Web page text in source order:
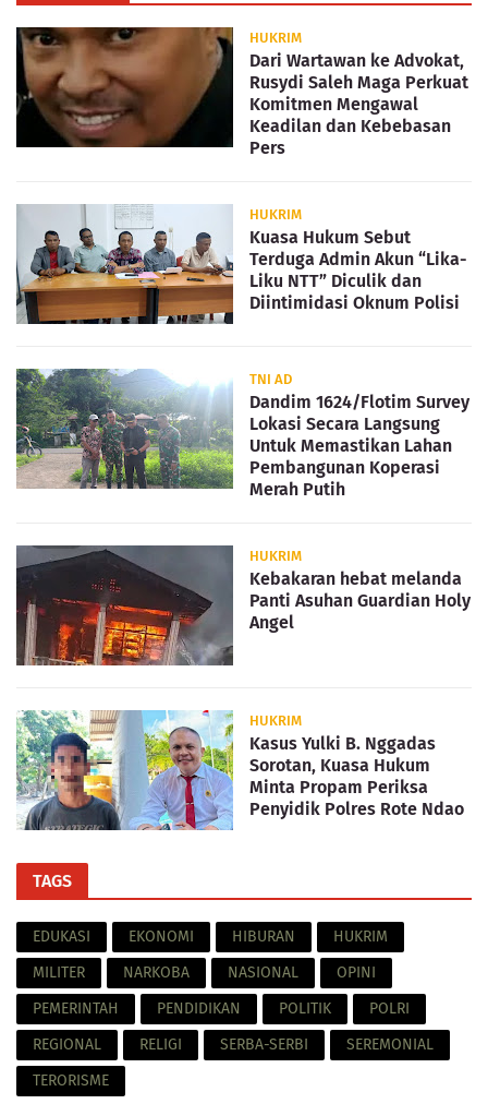
HUKRIM
Dari Wartawan ke Advokat,
Rusydi Saleh Maga Perkuat
Komitmen Mengawal
Keadilan dan Kebebasan
Pers
HUKRIM
Kuasa Hukum Sebut
Terduga Admin Akun “Lika-
Liku NTT” Diculik dan
Diintimidasi Oknum Polisi
TNI AD
Dandim 1624/Flotim Survey
Lokasi Secara Langsung
Untuk Memastikan Lahan
Pembangunan Koperasi
Merah Putih
HUKRIM
Kebakaran hebat melanda
Panti Asuhan Guardian Holy
Angel
HUKRIM
Kasus Yulki B. Nggadas
Sorotan, Kuasa Hukum
Minta Propam Periksa
Penyidik Polres Rote Ndao
TAGS
EDUKASI EKONOMI HIBURAN
HUKRIM
MILITER
NARKOBA NASIONAL
OPINI
PEMERINTAH
PENDIDIKAN POLITIK
POLRI
REGIONAL
RELIGI SERBA-SERBI
SEREMONIAL
TERORISME